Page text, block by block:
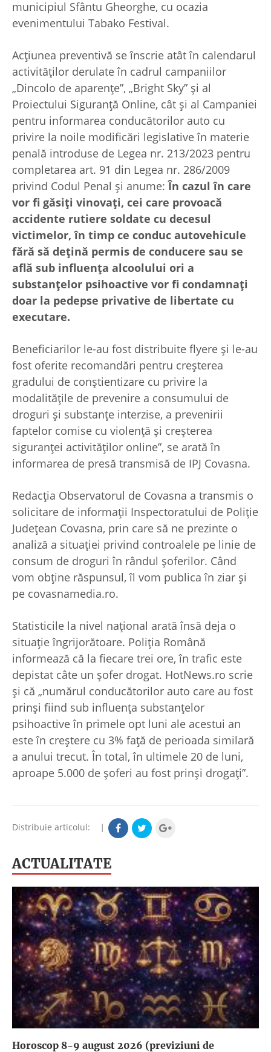
municipiul Sfântu Gheorghe, cu ocazia
evenimentului Tabako Festival.
Acțiunea preventivă se înscrie atât în calendarul
activităților derulate în cadrul campaniilor
„Dincolo de aparențe”, „Bright Sky” și al
Proiectului Siguranță Online, cât și al Campaniei
pentru informarea conducătorilor auto cu
privire la noile modificări legislative în materie
penală introduse de Legea nr. 213/2023 pentru
completarea art. 91 din Legea nr. 286/2009
privind Codul Penal și anume:În cazul în care
vor fi găsiți vinovați, cei care provoacă
accidente rutiere soldate cu decesul
victimelor, în timp ce conduc autovehicule
fără să dețină permis de conducere sau se
află sub influența alcoolului ori a
substanțelor psihoactive vor fi condamnați
doar la pedepse privative de libertate cu
executare.
Beneficiarilor le-au fost distribuite flyere și le-au
fost oferite recomandări pentru creșterea
gradului de conștientizare cu privire la
modalitățile de prevenire a consumului de
droguri și substanțe interzise, a prevenirii
faptelor comise cu violență și creșterea
siguranței activităților online”, se arată în
informarea de presă transmisă de IPJ Covasna.
Redacția Observatorul de Covasna a transmis o
solicitare de informații Inspectoratului de Poliție
Județean Covasna, prin care să ne prezinte o
analiză a situației privind controalele pe linie de
consum de droguri în rândul șoferilor. Când
vom obține răspunsul, îl vom publica în ziar și
pe covasnamedia.ro.
Statisticile la nivel național arată însă deja o
situație îngrijorătoare. Poliția Română
informează că la fiecare trei ore, în trafic este
depistat câte un șofer drogat. HotNews.ro scrie
și că „numărul conducătorilor auto care au fost
prinși fiind sub influența substanțelor
psihoactive în primele opt luni ale acestui an
este în creștere cu 3% față de perioada similară
a anului trecut. În total, în ultimele 20 de luni,
aproape 5.000 de șoferi au fost prinși drogați”.
Distribuie articolul: |
ACTUALITATE
Horoscop 8-9 august 2026 (previziuni de